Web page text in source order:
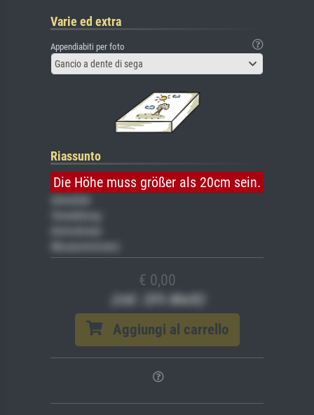
Varie ed extra
Appendiabiti per foto
Gancio a dente di sega
Riassunto
Die Höhe muss größer als 20cm sein.
Veredelung
Museumslizenz
€ 0,00
(inkl. 20% MwSt)
Aggiungi al carrello